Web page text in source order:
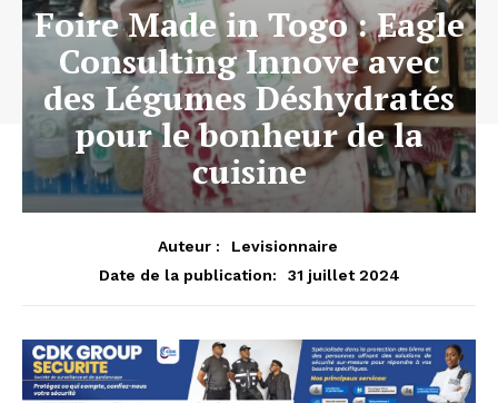
Foire Made in Togo : Eagle
Consulting Innove avec
des Légumes Déshydratés
pour le bonheur de la
cuisine
Auteur :
Levisionnaire
Date de la publication:
31 juillet 2024